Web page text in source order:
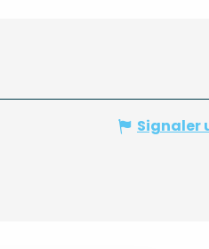
Signaler